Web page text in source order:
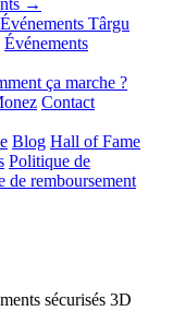
→
Événements Târgu
Événements
ça marche ?
Contact
Blog Hall of Fame
Politique de
de remboursement
sécurisés 3D